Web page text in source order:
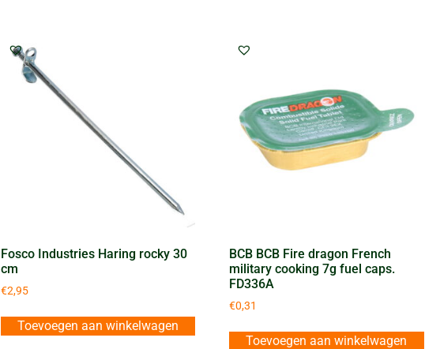
Fosco Industries Haring rocky 30
cm
€2,95
Toevoegen aan winkelwagen
BCB BCB Fire dragon French
military cooking 7g fuel caps.
FD336A
€0,31
Toevoegen aan winkelwagen